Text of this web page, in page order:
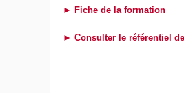
► Fiche de la formation
► Consulter le référentiel